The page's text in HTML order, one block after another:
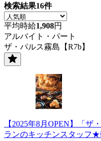
検索結果16件
平均時給1,908円
アルバイト・パート
ザ・パルス霧島【R7b】
【2025年8月OPEN】「ザ
ランのキッチンスタッフ